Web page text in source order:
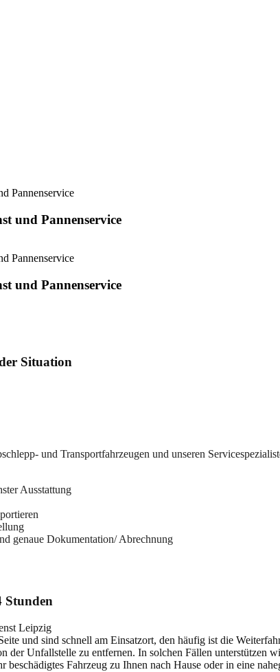
und Pannenservice
und Pannenservice
Situation
und Transportfahrzeugen und unseren
Ausstattung
genaue Dokumentation/ Abrechnung
Stunden
Leipzig
und sind schnell am Einsatzort, den häufig ist die
der Unfallstelle zu entfernen. In solchen Fällen
Fahrzeug zu Ihnen nach Hause oder in eine